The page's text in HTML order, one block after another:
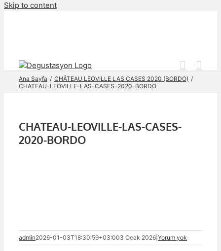
Skip to content
Ana Sayfa
CHÂTEAU LEOVILLE LAS CASES 2020 (BORDO)
CHATEAU-LEOVILLE-LAS-CASES-2020-BORDO
CHATEAU-LEOVILLE-LAS-CASES-
2020-BORDO
admin2026-01-03T18:30:59+03:003 Ocak 2026 Yorum yok